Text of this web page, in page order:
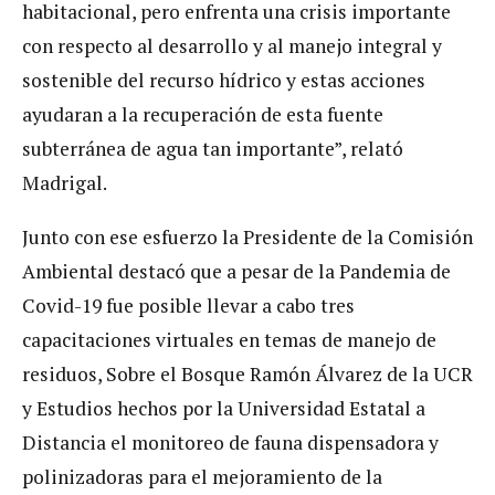
habitacional, pero enfrenta una crisis importante
con respecto al desarrollo y al manejo integral y
sostenible del recurso hídrico y estas acciones
ayudaran a la recuperación de esta fuente
subterránea de agua tan importante”, relató
Madrigal.
Junto con ese esfuerzo la Presidente de la Comisión
Ambiental destacó que a pesar de la Pandemia de
Covid-19 fue posible llevar a cabo tres
capacitaciones virtuales en temas de manejo de
residuos, Sobre el Bosque Ramón Álvarez de la UCR
y Estudios hechos por la Universidad Estatal a
Distancia el monitoreo de fauna dispensadora y
polinizadoras para el mejoramiento de la